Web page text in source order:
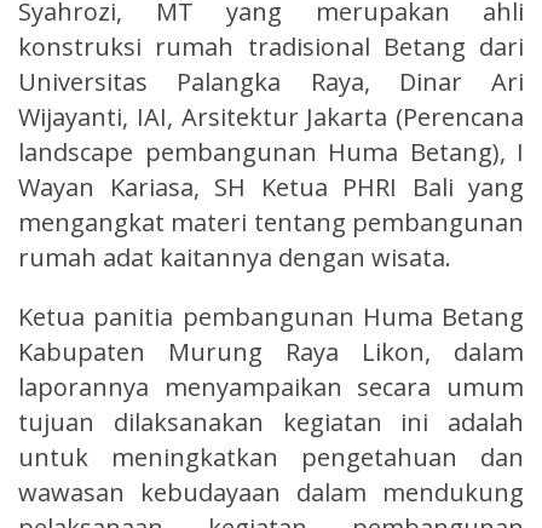
Syahrozi, MT yang merupakan ahli
konstruksi rumah tradisional Betang dari
Universitas Palangka Raya, Dinar Ari
Wijayanti, IAI, Arsitektur Jakarta (Perencana
landscape pembangunan Huma Betang), I
Wayan Kariasa, SH Ketua PHRI Bali yang
mengangkat materi tentang pembangunan
rumah adat kaitannya dengan wisata.
Ketua panitia pembangunan Huma Betang
Kabupaten Murung Raya Likon, dalam
laporannya menyampaikan secara umum
tujuan dilaksanakan kegiatan ini adalah
untuk meningkatkan pengetahuan dan
wawasan kebudayaan dalam mendukung